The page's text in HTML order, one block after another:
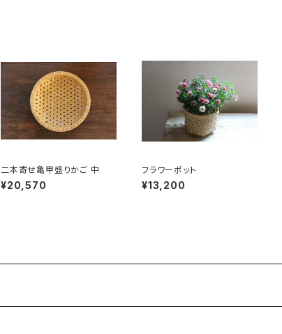
二本寄せ亀甲盛りかご 中
¥20,570
フラワーポット
¥13,200